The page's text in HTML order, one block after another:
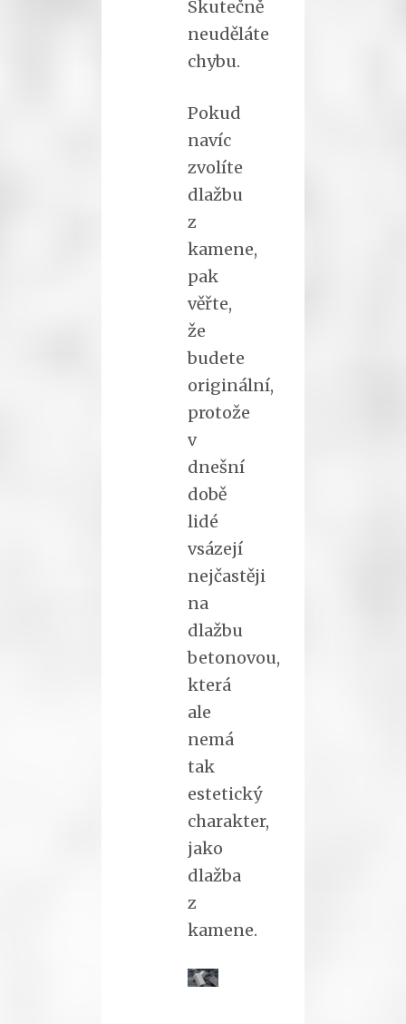
Skutečně
neuděláte
chybu.
Pokud
navíc
zvolíte
dlažbu
z
kamene,
pak
věřte,
že
budete
originální,
protože
v
dnešní
době
lidé
vsázejí
nejčastěji
na
dlažbu
betonovou,
která
ale
nemá
tak
estetický
charakter,
jako
dlažba
z
kamene.